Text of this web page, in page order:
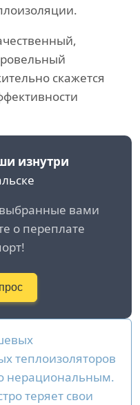
скажется
изнутри
вами
о переплате
теплоизоляторов
нерациональным.
теряет свои